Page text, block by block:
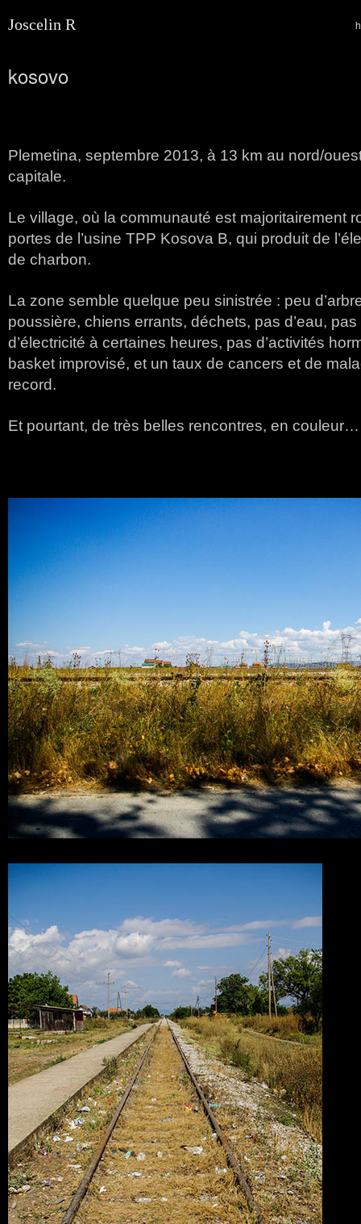
Joscelin R
kosovo
Plemetina, septembre 2013, à 13 km au nord/
capitale.
Le village, où la communauté est majoritairement
portes de l’usine TPP Kosova B, qui produit de
de charbon.
La zone semble quelque peu sinistrée : peu
poussière, chiens errants, déchets, pas d’eau, pas
d’électricité à certaines heures, pas d’activités
basket improvisé, et un taux de cancers et de
record.
Et pourtant, de très belles rencontres, en couleur…